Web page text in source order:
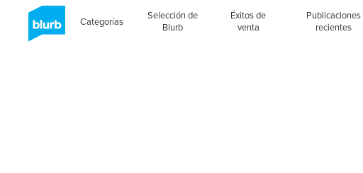
Categorías
Selección de
Blurb
Éxitos de
venta
Publicaciones
recientes